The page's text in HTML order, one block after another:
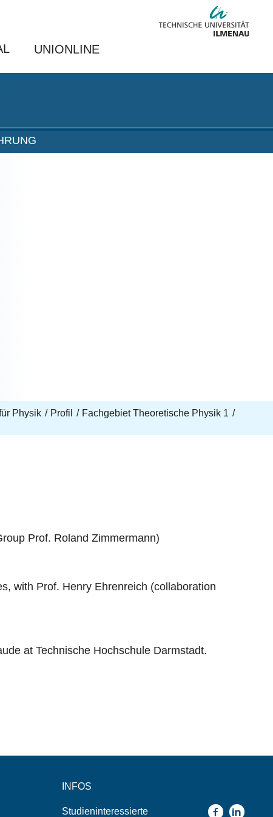
UNIONLINE
Physik Profil
Fachgebiet Theoretische Physik 1
Prof. Roland Zimmermann)
with Prof. Henry Ehrenreich (collaboration
at Technische Hochschule Darmstadt.
INFOS
Studieninteressierte